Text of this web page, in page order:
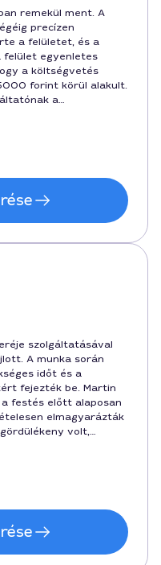
remekül ment. A
precízen
a felületet, és a
egyenletes
a költségvetés
forint körül alakult.
a
szolgáltatásával
A munka során
időt és a
fejezték be. Martin
festés előtt alaposan
elmagyarázták
volt,